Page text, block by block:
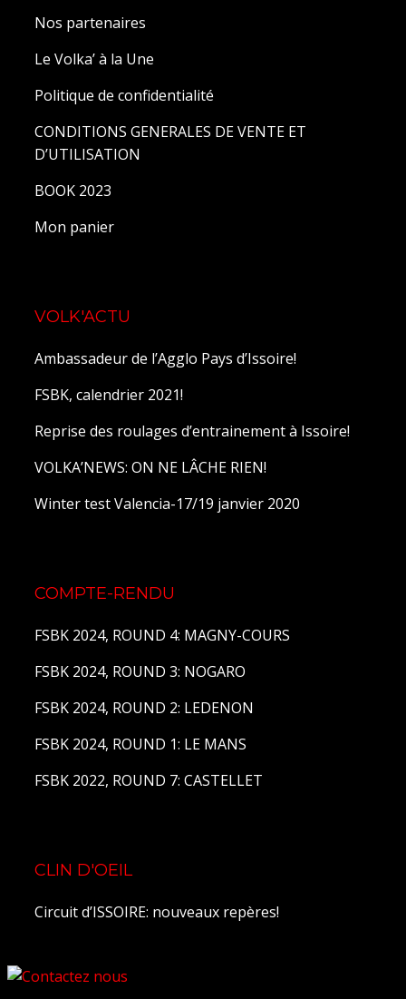
Nos partenaires
Le Volka’ à la Une
Politique de confidentialité
CONDITIONS GENERALES DE VENTE ET
D’UTILISATION
BOOK 2023
Mon panier
VOLK'ACTU
Ambassadeur de l’Agglo Pays d’Issoire!
FSBK, calendrier 2021!
Reprise des roulages d’entrainement à Issoire!
VOLKA’NEWS: ON NE LÂCHE RIEN!
Winter test Valencia-17/19 janvier 2020
COMPTE-RENDU
FSBK 2024, ROUND 4: MAGNY-COURS
FSBK 2024, ROUND 3: NOGARO
FSBK 2024, ROUND 2: LEDENON
FSBK 2024, ROUND 1: LE MANS
FSBK 2022, ROUND 7: CASTELLET
CLIN D'OEIL
Circuit d’ISSOIRE: nouveaux repères!